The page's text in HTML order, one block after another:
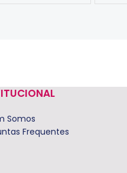
Somos
Frequentes